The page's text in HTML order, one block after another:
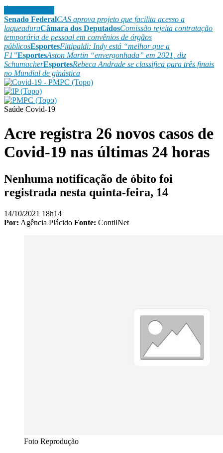
Senado FederalCAS aprova projeto que facilita acesso a
laqueaduraCâmara dos DeputadosComissão rejeita contratação
temporária de pessoal em convênios de órgãos
públicosEsportesFittipaldi: Indy está “melhor que a
F1”EsportesAston Martin “envergonhada” em 2021, diz
SchumacherEsportesRebeca Andrade se classifica para três finais
no Mundial de ginástica
Saúde Covid-19
Acre registra 26 novos casos de
Covid-19 nas últimas 24 horas
Nenhuma notificação de óbito foi
registrada nesta quinta-feira, 14
14/10/2021 18h14
Por: Agência Plácido Fonte: ContilNet
Foto Reprodução